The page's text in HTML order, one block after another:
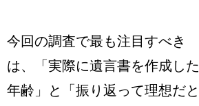
今回の調査で最も注目すべき
は、「実際に遺言書を作成した
年齢」と「振り返って理想だと